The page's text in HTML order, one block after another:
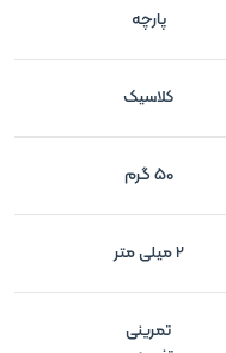
پارچه
کلاسیک
50 گرم
2 میلی متر
تمرینی